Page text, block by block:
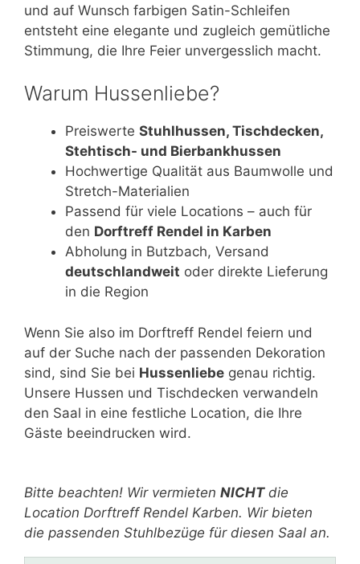
und auf Wunsch farbigen Satin-Schleifen
entsteht eine elegante und zugleich gemütliche
Stimmung, die Ihre Feier unvergesslich macht.
Warum Hussenliebe?
Preiswerte Stuhlhussen, Tischdecken,
Stehtisch- und Bierbankhussen
Hochwertige Qualität aus Baumwolle und
Stretch-Materialien
Passend für viele Locations – auch für
den Dorftreff Rendel in Karben
Abholung in Butzbach, Versand
deutschlandweit oder direkte Lieferung
in die Region
Wenn Sie also im Dorftreff Rendel feiern und
auf der Suche nach der passenden Dekoration
sind, sind Sie bei Hussenliebe genau richtig.
Unsere Hussen und Tischdecken verwandeln
den Saal in eine festliche Location, die Ihre
Gäste beeindrucken wird.
Bitte beachten! Wir vermieten NICHTdie
Location Dorftreff Rendel Karben. Wir bieten
die passenden Stuhlbezüge für diesen Saal an.